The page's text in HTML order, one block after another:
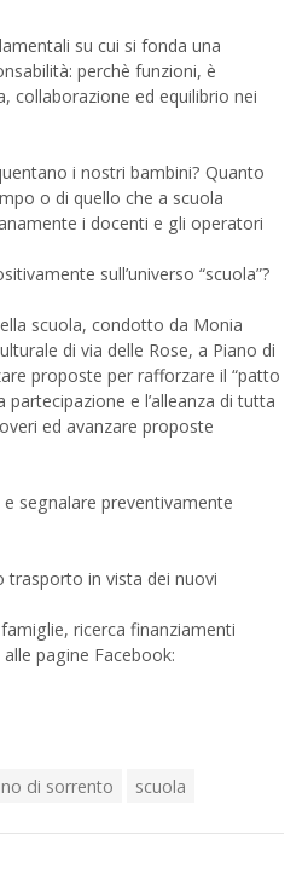
su cui si fonda una
perchè funzioni, è
collaborazione ed equilibrio nei
i nostri bambini? Quanto
o di quello che a scuola
i docenti e gli operatori
sull’universo “scuola”?
scuola, condotto da Monia
di via delle Rose, a Piano di
proposte per rafforzare il “patto
e l’alleanza di tutta
ed avanzare proposte
segnalare preventivamente
trasporto in vista dei nuovi
ricerca finanziamenti
pagine Facebook:
di sorrento scuola